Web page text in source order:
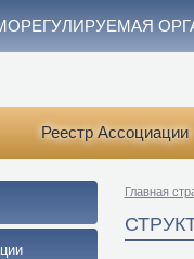
Реестр Ассоциации
Главная